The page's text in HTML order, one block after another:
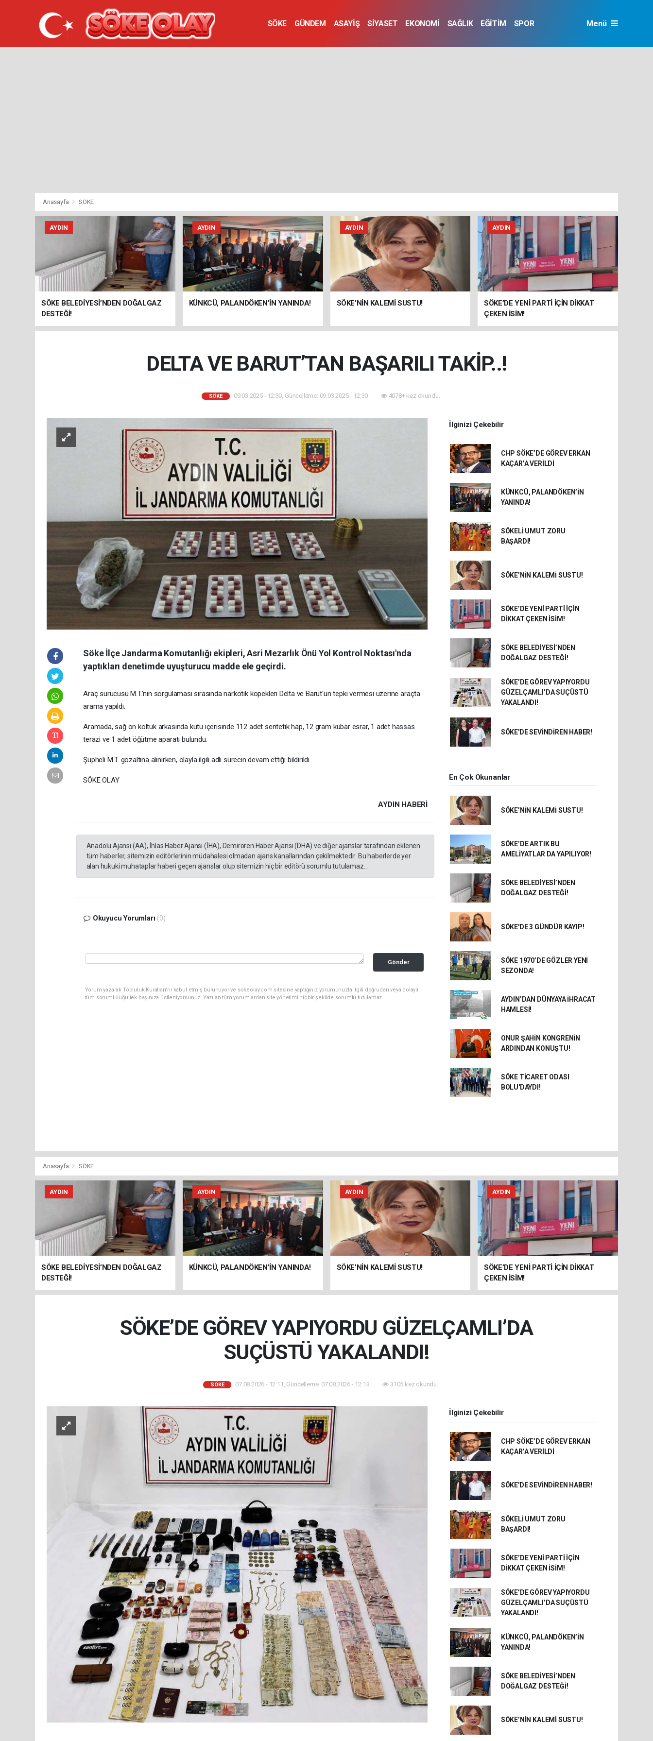
SÖKE GÜNDEM ASAYİŞ SİYASET EKONOMİ SAĞLIK EĞİTİM SPOR Menü
Anasayfa SÖKE
AYDIN
SÖKE BELEDİYESİ’NDEN DOĞALGAZ
DESTEĞİ!
AYDIN
KÜNKCÜ, PALANDÖKEN’İN YANINDA!
AYDIN
SÖKE’NİN KALEMİ SUSTU!
AYDIN
SÖKE’DE YENİ PARTİ İÇİN DİKKAT
ÇEKEN İSİM!
DELTA VE BARUT’TAN BAŞARILI TAKİP..!
SÖKE 09.03.2025 - 12:30, Güncelleme: 09.03.2025 - 12:30 4078+ kez okundu.
Söke İlçe Jandarma Komutanlığı ekipleri, Asri Mezarlık Önü Yol Kontrol Noktası'nda
yaptıkları denetimde uyuşturucu madde ele geçirdi.
Araç sürücüsü M.T.'nin sorgulaması sırasında narkotik köpekleri Delta ve Barut'un tepki vermesi üzerine araçta
arama yapıldı.
Aramada, sağ ön koltuk arkasında kutu içerisinde 112 adet sentetik hap, 12 gram kubar esrar, 1 adet hassas
terazi ve 1 adet öğütme aparatı bulundu.
Şüpheli M.T. gözaltına alınırken, olayla ilgili adli sürecin devam ettiği bildirildi.
SÖKE OLAY
AYDIN HABERİ
Anadolu Ajansı (AA), İhlas Haber Ajansı (İHA), Demirören Haber Ajansı (DHA) ve diğer ajanslar tarafından eklenen
tüm haberler, sitemizin editörlerinin müdahalesi olmadan ajans kanallarından çekilmektedir. Bu haberlerde yer
alan hukuki muhataplar haberi geçen ajanslar olup sitemizin hiç bir editörü sorumlu tutulamaz...
Okuyucu Yorumları (0)
Gönder
Yorum yazarak Topluluk Kuralları’nı kabul etmiş bulunuyor ve sokeolay.com sitesine yaptığınız yorumunuzla ilgili doğrudan veya dolaylı
tüm sorumluluğu tek başınıza üstleniyorsunuz. Yazılan tüm yorumlardan site yönetimi hiçbir şekilde sorumlu tutulamaz.
İlginizi Çekebilir
CHP SÖKE’DE GÖREV ERKAN
KAÇAR’A VERİLDİ
KÜNKCÜ, PALANDÖKEN’İN
YANINDA!
SÖKELİ UMUT ZORU
BAŞARDI!
SÖKE’NİN KALEMİ SUSTU!
SÖKE’DE YENİ PARTİ İÇİN
DİKKAT ÇEKEN İSİM!
SÖKE BELEDİYESİ’NDEN
DOĞALGAZ DESTEĞİ!
SÖKE’DE GÖREV YAPIYORDU
GÜZELÇAMLI’DA SUÇÜSTÜ
YAKALANDI!
SÖKE'DE SEVİNDİREN HABER!
En Çok Okunanlar
SÖKE’NİN KALEMİ SUSTU!
SÖKE’DE ARTIK BU
AMELİYATLAR DA YAPILIYOR!
SÖKE BELEDİYESİ’NDEN
DOĞALGAZ DESTEĞİ!
SÖKE'DE 3 GÜNDÜR KAYIP!
SÖKE 1970’DE GÖZLER YENİ
SEZONDA!
AYDIN’DAN DÜNYAYA İHRACAT
HAMLESİ!
ONUR ŞAHİN KONGRENİN
ARDINDAN KONUŞTU!
SÖKE TİCARET ODASI
BOLU'DAYDI!
Anasayfa SÖKE
AYDIN
SÖKE BELEDİYESİ’NDEN DOĞALGAZ
DESTEĞİ!
AYDIN
KÜNKCÜ, PALANDÖKEN’İN YANINDA!
AYDIN
SÖKE’NİN KALEMİ SUSTU!
AYDIN
SÖKE’DE YENİ PARTİ İÇİN DİKKAT
ÇEKEN İSİM!
SÖKE’DE GÖREV YAPIYORDU GÜZELÇAMLI’DA
SUÇÜSTÜ YAKALANDI!
SÖKE 07.08.2026 - 12:11, Güncelleme: 07.08.2026 - 12:13 3105 kez okundu.
İlginizi Çekebilir
CHP SÖKE’DE GÖREV ERKAN
KAÇAR’A VERİLDİ
SÖKE'DE SEVİNDİREN HABER!
SÖKELİ UMUT ZORU
BAŞARDI!
SÖKE’DE YENİ PARTİ İÇİN
DİKKAT ÇEKEN İSİM!
SÖKE’DE GÖREV YAPIYORDU
GÜZELÇAMLI’DA SUÇÜSTÜ
YAKALANDI!
KÜNKCÜ, PALANDÖKEN’İN
YANINDA!
SÖKE BELEDİYESİ’NDEN
DOĞALGAZ DESTEĞİ!
SÖKE’NİN KALEMİ SUSTU!